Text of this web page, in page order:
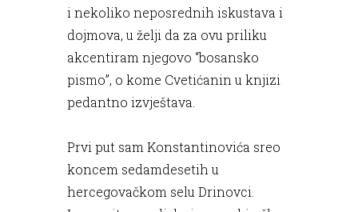
i nekoliko neposrednih iskustava i
dojmova, u želji da za ovu priliku
akcentiram njegovo “bosansko
pismo”, o kome Cvetićanin u knjizi
pedantno izvještava.
Prvi put sam Konstantinovića sreo
koncem sedamdesetih u
hercegovačkom selu Drinovci.